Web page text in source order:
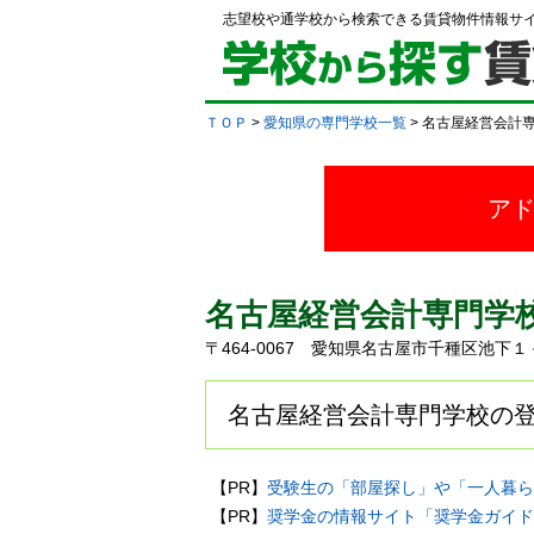
志望校や通学校から検索できる賃貸物件情報サ
ＴＯＰ > 愛知県の専門学校一覧 > 名古屋経営会計
ア
名古屋経営会計専門学
〒464-0067 愛知県名古屋市千種区池下
名古屋経営会計専門学校の
【PR】 受験生の「部屋探し」や「一人暮
【PR】 奨学金の情報サイト「奨学金ガイ